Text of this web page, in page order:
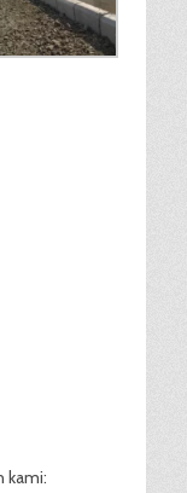
kami: